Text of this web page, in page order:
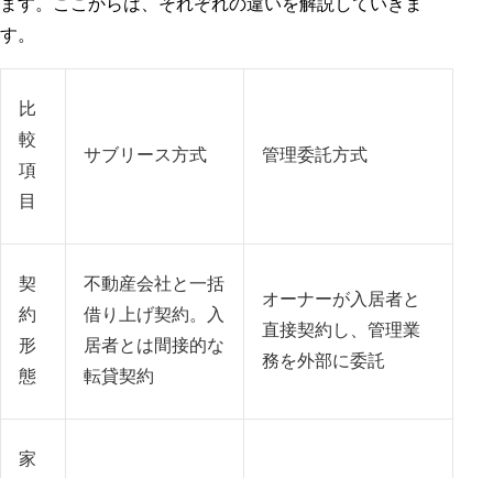
す。
比
較
項
目
サブリース方式 管理委託方式
契
約
形
態
不動産会社と一括
借り上げ契約。入
居者とは間接的な
転貸契約
オーナーが入居者と
直接契約し、管理業
務を外部に委託
家